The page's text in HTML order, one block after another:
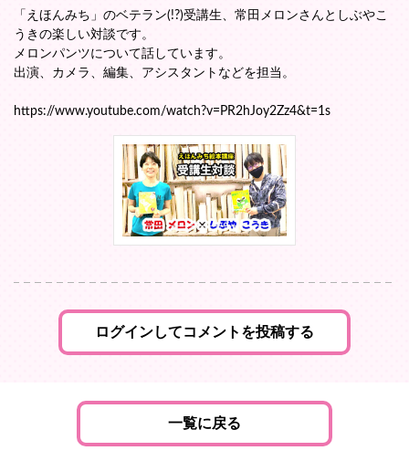
「えほんみち」のベテラン(!?)受講生、常田メロンさんとしぶやこ
うきの楽しい対談です。
メロンパンツについて話しています。
出演、カメラ、編集、アシスタントなどを担当。
https://www.youtube.com/watch?v=PR2hJoy2Zz4&t=1s
ログインしてコメントを投稿する
一覧に戻る